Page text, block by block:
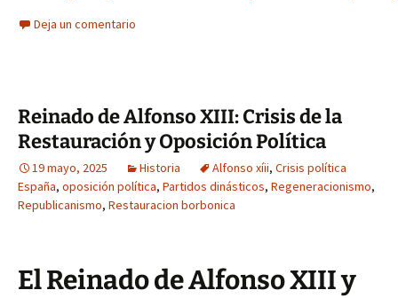
Deja un comentario
Reinado de Alfonso XIII: Crisis de la
Restauración y Oposición Política
19 mayo, 2025 Historia Alfonso xíii, Crisis política
España, oposición política, Partidos dinásticos, Regeneracionismo,
Republicanismo, Restauracion borbonica
El Reinado de Alfonso XIII y